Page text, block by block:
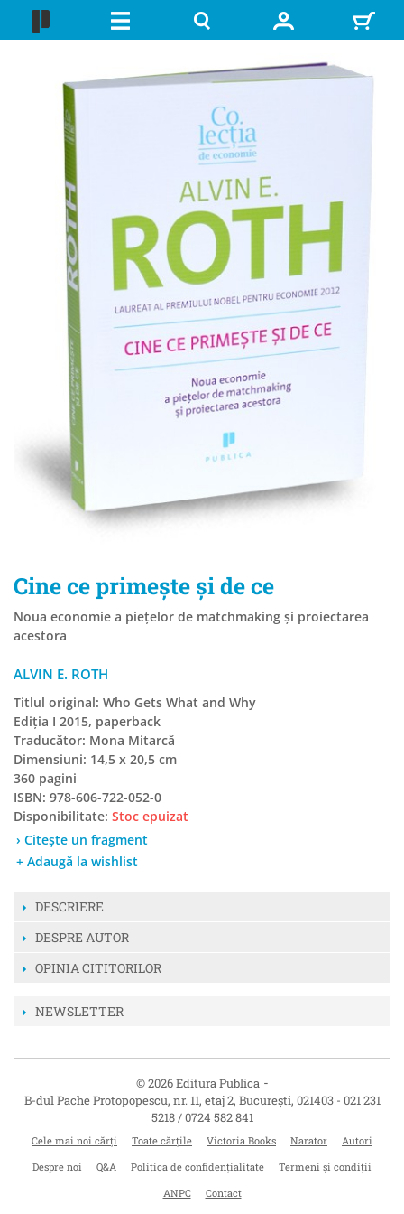
Cine ce primește și de ce
Noua economie a piețelor de matchmaking și proiectarea
acestora
ALVIN E. ROTH
Titlul original: Who Gets What and Why
Ediția I 2015, paperback
Traducător: Mona Mitarcă
Dimensiuni: 14,5 x 20,5 cm
360 pagini
ISBN: 978-606-722-052-0
Disponibilitate: Stoc epuizat
› Citește un fragment
+ Adaugă la wishlist
DESCRIERE
DESPRE AUTOR
OPINIA CITITORILOR
NEWSLETTER
© 2026 Editura Publica-
B-dul Pache Protopopescu, nr. 11, etaj 2, București, 021403 - 021 231
5218 / 0724 582 841
Cele mai noi cărți Toate cărțile Victoria Books Narator
Autori
Despre noi
Q&A Politica de confidențialitate
Termeni și condiții
ANPC
Contact